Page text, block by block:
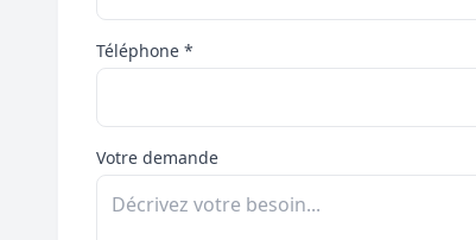
Téléphone *
Votre demande